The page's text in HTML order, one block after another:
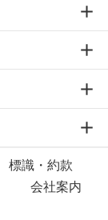
標識・約款
会社案内